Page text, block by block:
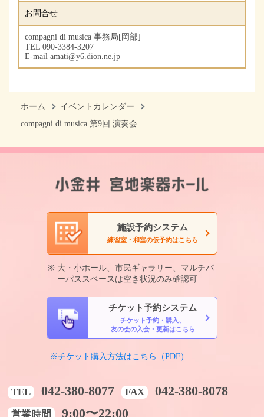
お問合せ
compagni di musica 事務局[岡部]
TEL 090-3384-3207
E-mail amati@y6.dion.ne.jp
ホーム
イベントカレンダー
compagni di musica 第9回 演奏会
施設予約システム
練習室・和室の仮予約はこちら
大・小ホール、市民ギャラリー、マルチパ
ーパススペースは空き状況のみ確認可
チケット予約システム
チケット予約・購入、
友の会の入会・更新はこちら
※チケット購入方法はこちら（PDF）
TEL 042-380-8077 FAX 042-380-8078
営業時間 9:00〜22:00